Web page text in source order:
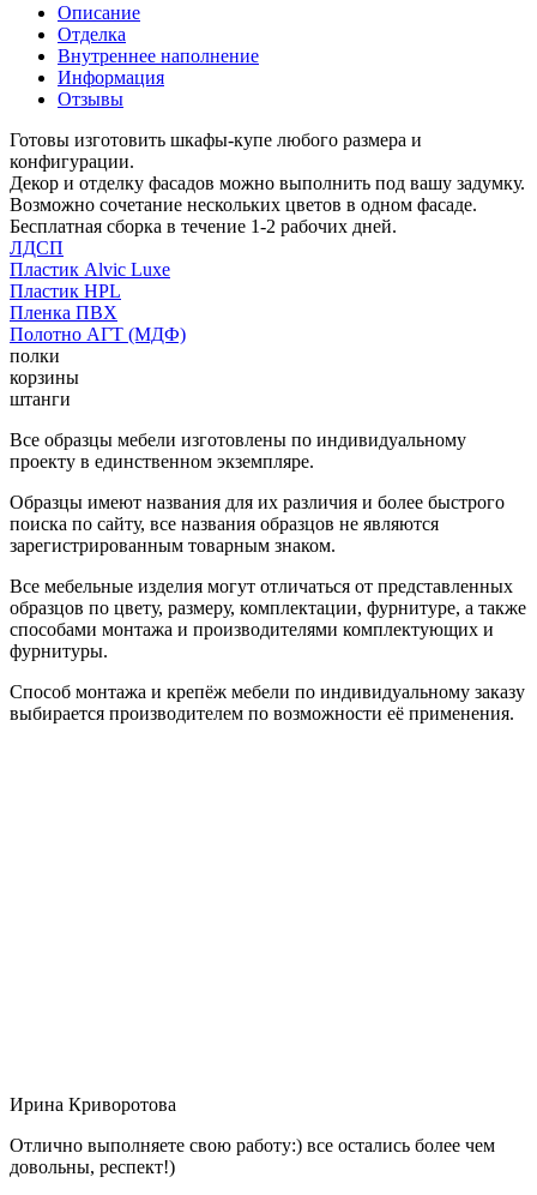
Описание
Отделка
Внутреннее наполнение
Информация
Отзывы
Готовы изготовить шкафы-купе любого размера и
конфигурации.
Декор и отделку фасадов можно выполнить под вашу задумку.
Возможно сочетание нескольких цветов в одном фасаде.
Бесплатная сборка в течение 1-2 рабочих дней.
ЛДСП
Пластик Alvic Luxe
Пластик HPL
Пленка ПВХ
Полотно АГТ (МДФ)
полки
корзины
штанги
Все образцы мебели изготовлены по индивидуальному
проекту в единственном экземпляре.
Образцы имеют названия для их различия и более быстрого
поиска по сайту, все названия образцов не являются
зарегистрированным товарным знаком.
Все мебельные изделия могут отличаться от представленных
образцов по цвету, размеру, комплектации, фурнитуре, а также
способами монтажа и производителями комплектующих и
фурнитуры.
Способ монтажа и крепёж мебели по индивидуальному заказу
выбирается производителем по возможности её применения.
Ирина Криворотова
Отлично выполняете свою работу:) все остались более чем
довольны, респект!)